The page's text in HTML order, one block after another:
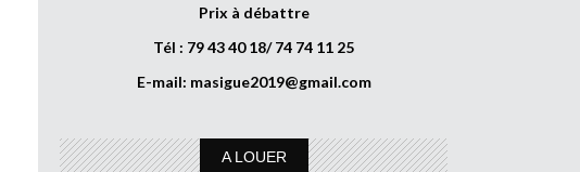
Prix à débattre
Tél : 79 43 40 18/ 74 74 11 25
E-mail: masigue2019@gmail.com
A LOUER